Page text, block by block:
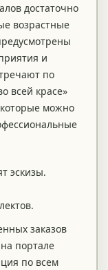
достаточно
возрастные
и
по
всей красе»
можно
эскизы.
заказов
портале
по всем